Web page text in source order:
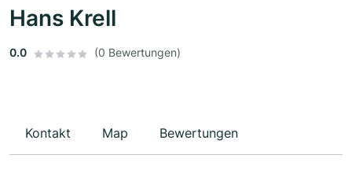
Hans Krell
0.0 (0 Bewertungen)
Kontakt Map Bewertungen